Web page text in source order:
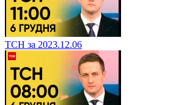
ТСН за 2023.12.06